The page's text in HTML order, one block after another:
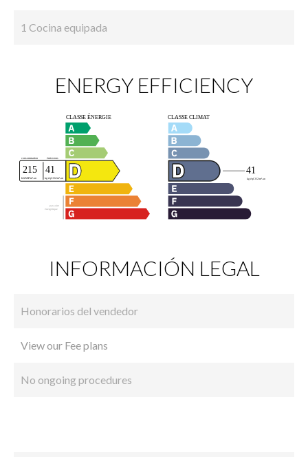
1 Cocina equipada
ENERGY EFFICIENCY
INFORMACIÓN LEGAL
Honorarios del vendedor
View our Fee plans
No ongoing procedures